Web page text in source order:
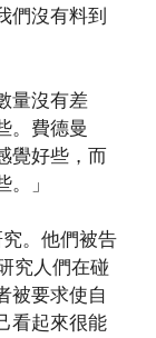
們沒有料到
量沒有差
。費德曼
覺好些，而
」
。他們被告
究人們在碰
被要求使自
看起來很能